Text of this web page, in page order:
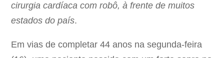
cirurgia cardíaca com robô, à frente de muitos
estados do país.
Em vias de completar 44 anos na segunda-feira